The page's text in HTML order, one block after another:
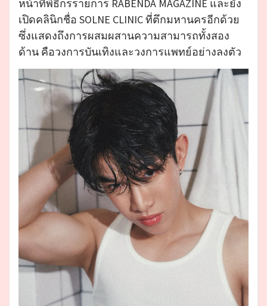
หน้าที่พิธีกรรายการ RABENDA MAGAZINE และยัง
เปิดคลินิกชื่อ SOLNE CLINIC ที่ตึกมหานครอีกด้วย
ซึ่งแสดงถึงการผสมผสานความสามารถทั้งสอง
ด้าน คือวงการบันเทิงและวงการแพทย์อย่างลงตัว